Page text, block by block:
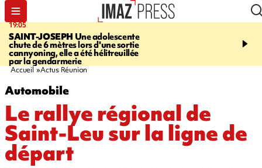
19:05
SAINT-JOSEPH Une adolescente
chute de 6 mètres lors d'une sortie
cannyoning, elle a été hélitreuillée
par la gendarmerie
20:44
rouée de coups,
Accueil Actus Réunion
Automobile
Le rallye régional de
Saint-Leu sur la ligne de
départ